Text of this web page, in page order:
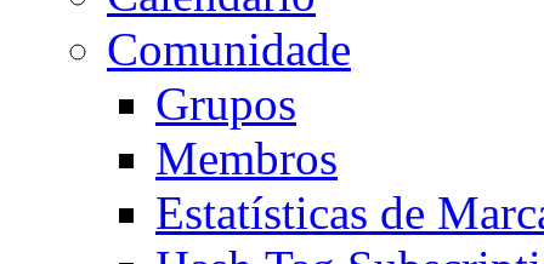
Comunidade
Grupos
Membros
Estatísticas de